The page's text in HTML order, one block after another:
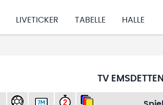
LIVETICKER TABELLE HALLE
TV EMSDETTEN